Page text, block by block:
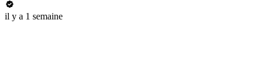
il y a 1 semaine